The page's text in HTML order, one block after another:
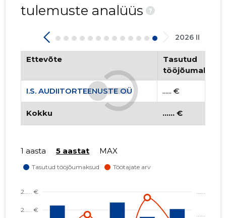
tulemuste analüüs
?
2026 II
Ettevõte
Tasutud
tööjõumaksud
I.S. AUDIITORTEENUSTE OÜ ...... €
Kokku ...... €
1 aasta 5 aastat MAX